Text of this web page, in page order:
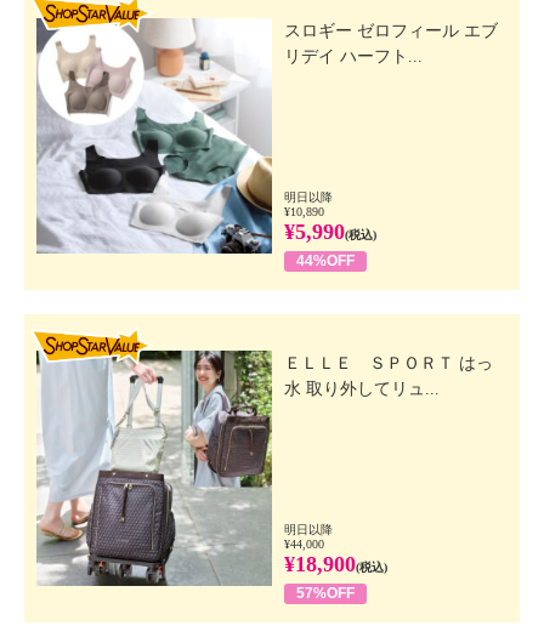
スロギー ゼロフィール エブ
リデイ ハーフト...
明日以降
¥10,890
¥5,990(税込)
44%OFF
ＥＬＬＥ ＳＰＯＲＴ はっ
水 取り外してリュ...
明日以降
¥44,000
¥18,900(税込)
57%OFF